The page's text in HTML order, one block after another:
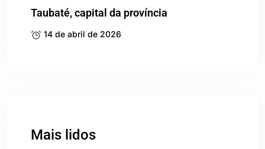
Taubaté, capital da província
14 de abril de 2026
Mais lidos